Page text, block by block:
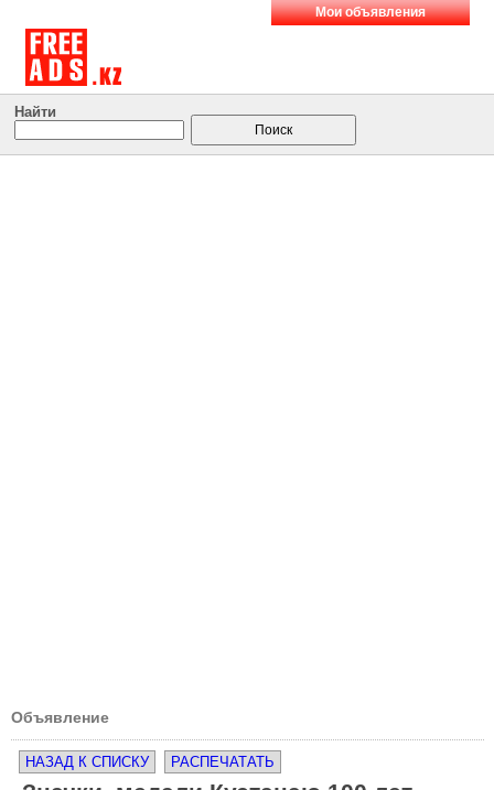
Мои объявления
Найти
Объявление
НАЗАД К СПИСКУ РАСПЕЧАТАТЬ